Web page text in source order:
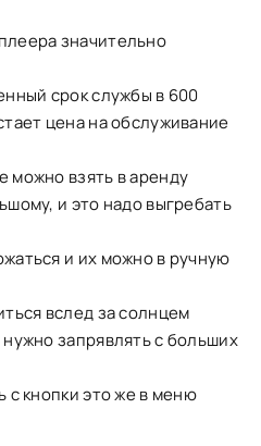
значительно
срок службы в 600
цена на обслуживание
взять в аренду
и это надо выгребать
и их можно в ручную
вслед за солнцем
запрявлять с больших
с кнопки это же в меню